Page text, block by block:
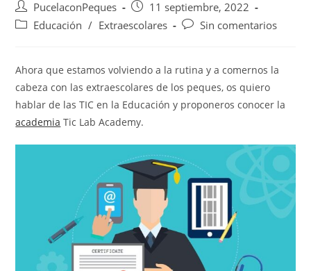
PucelaconPeques
11 septiembre, 2022
Educación / Extraescolares Sin comentarios
Ahora que estamos volviendo a la rutina y a comernos la
cabeza con las extraescolares de los peques, os quiero
hablar de las TIC en la Educación y proponeros conocer la
academia Tic Lab Academy.